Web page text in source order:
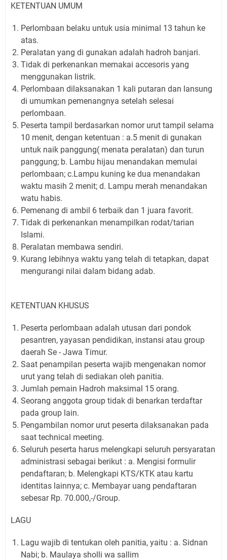
KETENTUAN UMUM
Perlombaan belaku untuk usia minimal 13 tahun ke
atas.
Peralatan yang di gunakan adalah hadroh banjari.
Tidak di perkenankan memakai accesoris yang
menggunakan listrik.
Perlombaan dilaksanakan 1 kali putaran dan lansung
di umumkan pemenangnya setelah selesai
perlombaan.
Peserta tampil berdasarkan nomor urut tampil selama
10 menit, dengan ketentuan : a.5 menit di gunakan
untuk naik panggung( menata peralatan) dan turun
panggung; b. Lambu hijau menandakan memulai
perlombaan; c.Lampu kuning ke dua menandakan
waktu masih 2 menit; d. Lampu merah menandakan
watu habis.
Pemenang di ambil 6 terbaik dan 1 juara favorit.
Tidak di perkenankan menampilkan rodat/tarian
Islami.
Peralatan membawa sendiri.
Kurang lebihnya waktu yang telah di tetapkan, dapat
mengurangi nilai dalam bidang adab.
KETENTUAN KHUSUS
Peserta perlombaan adalah utusan dari pondok
pesantren, yayasan pendidikan, instansi atau group
daerah Se - Jawa Timur.
Saat penampilan peserta wajib mengenakan nomor
urut yang telah di sediakan oleh panitia.
Jumlah pemain Hadroh maksimal 15 orang.
Seorang anggota group tidak di benarkan terdaftar
pada group lain.
Pengambilan nomor urut peserta dilaksanakan pada
saat technical meeting.
Seluruh peserta harus melengkapi seluruh persyaratan
administrasi sebagai berikut : a. Mengisi formulir
pendaftaran; b. Melengkapi KTS/KTK atau kartu
identitas lainnya; c. Membayar uang pendaftaran
sebesar Rp. 70.000,-/Group.
LAGU
Lagu wajib di tentukan oleh panitia, yaitu : a. Sidnan
Nabi; b. Maulaya sholli wa sallim